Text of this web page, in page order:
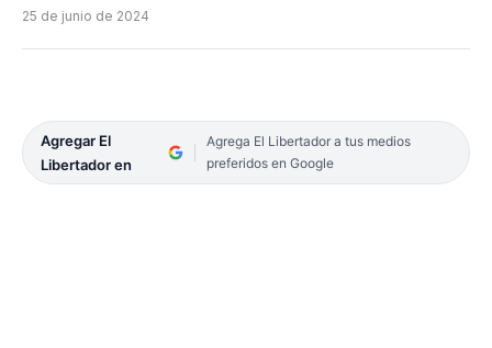
25 de junio de 2024
Agregar El
Libertador en
Agrega El Libertador a tus medios
preferidos en Google